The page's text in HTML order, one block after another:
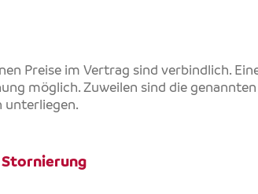
Preise im Vertrag sind verbindlich.
möglich. Zuweilen sind die
unterliegen.